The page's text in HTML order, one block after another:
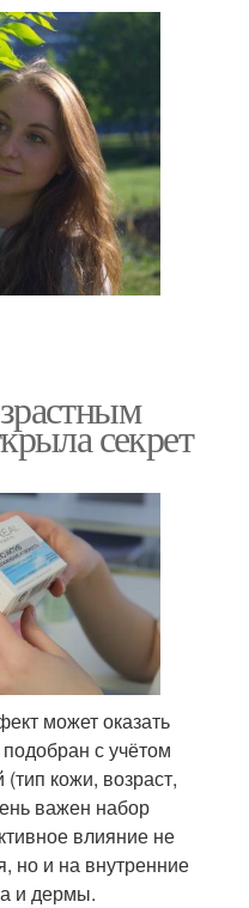
секрет
может оказать
с учётом
кожи, возраст,
важен набор
влияние не
но и на внутренние
и дермы.